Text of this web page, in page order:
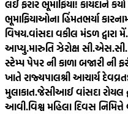
લઈ ફરાર ભૂમાફિયા! કાયદાને
ભૂમાફિયાઓના હિંમતભર્યા
વિષય.વાંસદા વકીલ મંડળ દ્વારા
આપ્યુ.મારુતિ ઝેરોક્ષ
સ્ટેમ્પ પેપર ની કાળા બજારી ની
ખાતે રાજ્યપાલશ્રી આચાર્ય
મુલાકાત.જેસીઆઈ વાંસદા રોયલ
આવી.વિશ્વ મહિલા દિવસ